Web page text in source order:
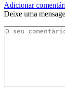
Adicionar
Deixe uma